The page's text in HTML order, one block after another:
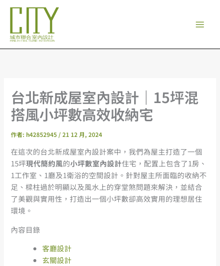
內
台北新成屋室內設計｜15坪混
搭風小坪數高效收納宅
作者: h42852945/21 12 月, 2024
在這次的台北新成屋室內設計案中，我們為屋主打造了一個
15坪現代簡約風的小坪數室內設計住宅，配置上包含了1房、
1工作室、1廳及1衛浴的空間設計。針對屋主所面臨的收納不
足、樑柱過於明顯以及風水上的穿堂煞問題來解決，並結合
了美觀與實用性，打造出一個小坪數卻高效實用的理想居住
環境。
內容目錄
客廳設計
玄關設計